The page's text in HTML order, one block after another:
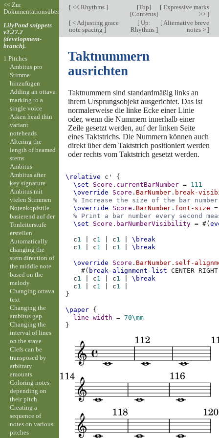
[<< Rhythms ] [Top]
[Contents]
[Expressive marks
>> ]
[< Adjusting grace
note spacing ]
[ Up:
Rhythms ]
[Alternative breve
notes > ]
Taktnummern
ausrichten
Taktnummern sind standardmäßig links an
ihrem Ursprungsobjekt ausgerichtet. Das ist
normalerweise die linke Ecke einer Linie
oder, wenn die Nummern innerhalb einer
Zeile gesetzt werden, auf der linken Seite
eines Taktstrichs. Die Nummern können auch
direkt über dem Taktstrich positioniert werden
oder rechts vom Taktstrich gesetzt werden.
\relative c'
{
\set
Score . currentBarNumber = 111
\override
Score . BarNumber . break-
% Increase the size of the bar
\override
Score . BarNumber . font-size
=
% Print a bar number every second
\set
Score . barNumberVisibility = #(
c1 c1 c1
\break
c1 c1 c1 \break
\override Score . BarNumber . self-
#( break-alignment-list CENTER RIGHT
c1 c1 c1
\break
c1 c1 c1
}
\paper {
line-width
= 70\mm
}
<< Zur
Dokumentationsübersicht
LilyPond snippets
v2.27.2
(development-
branch).
1 Pitches
Ambitus pro
Stimme
hinzufügen
Adding an ottava
marking to a
single voice
Aiken head thin
variant
noteheads
Altering the
length of beamed
stems
Ambitus
Ambitus after
key signature
Ambitus mit
vielen Stimmen
Notenkopfstile
basierend auf der
Tonleiterstufe
erstellen
Automatically
changing the
stem direction of
the middle note
based on the
melody
Changing ottava
text
Changing the
ambitus gap
Changing the
interval of lines
on the stave
Clefs can be
transposed by
arbitrary
amounts
Coloring notes
depending on
their pitch
Creating a
sequence of
notes on various
pitches